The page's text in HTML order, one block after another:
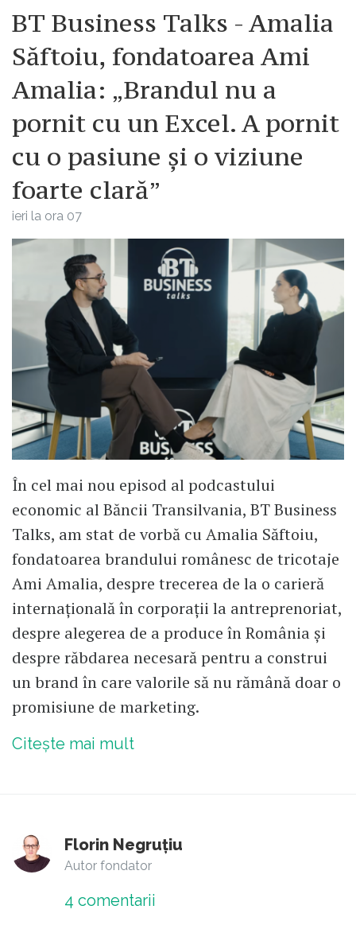
BT Business Talks - Amalia
Săftoiu, fondatoarea Ami
Amalia: „Brandul nu a
pornit cu un Excel. A pornit
cu o pasiune și o viziune
foarte clară”
ieri la ora 07
În cel mai nou episod al podcastului
economic al Băncii Transilvania, BT Business
Talks, am stat de vorbă cu Amalia Săftoiu,
fondatoarea brandului românesc de tricotaje
Ami Amalia, despre trecerea de la o carieră
internațională în corporații la antreprenoriat,
despre alegerea de a produce în România și
despre răbdarea necesară pentru a construi
un brand în care valorile să nu rămână doar o
promisiune de marketing.
Citește mai mult
Florin Negruțiu
Autor fondator
4 comentarii